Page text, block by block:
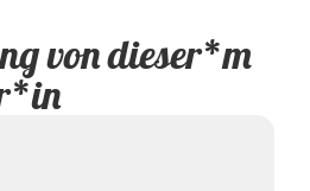
von dieser*m